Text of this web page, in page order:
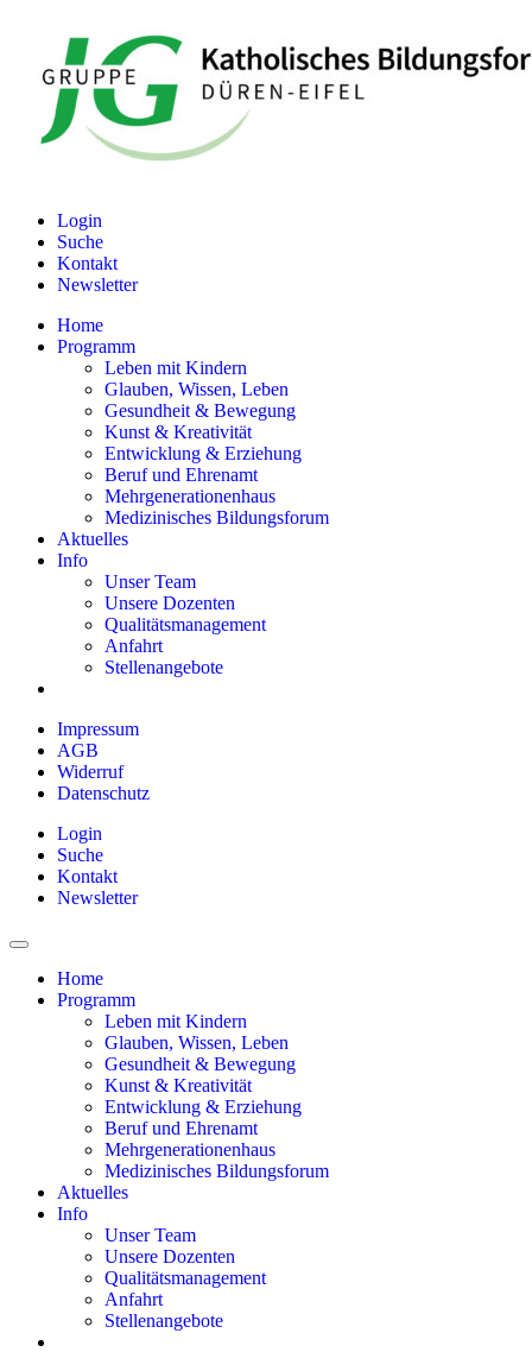
Login
Suche
Kontakt
Newsletter
Home
Programm
Leben mit Kindern
Glauben, Wissen, Leben
Gesundheit & Bewegung
Kunst & Kreativität
Entwicklung & Erziehung
Beruf und Ehrenamt
Mehrgenerationenhaus
Medizinisches Bildungsforum
Aktuelles
Info
Unser Team
Unsere Dozenten
Qualitätsmanagement
Anfahrt
Stellenangebote
Impressum
AGB
Widerruf
Datenschutz
Login
Suche
Kontakt
Newsletter
Home
Programm
Leben mit Kindern
Glauben, Wissen, Leben
Gesundheit & Bewegung
Kunst & Kreativität
Entwicklung & Erziehung
Beruf und Ehrenamt
Mehrgenerationenhaus
Medizinisches Bildungsforum
Aktuelles
Info
Unser Team
Unsere Dozenten
Qualitätsmanagement
Anfahrt
Stellenangebote